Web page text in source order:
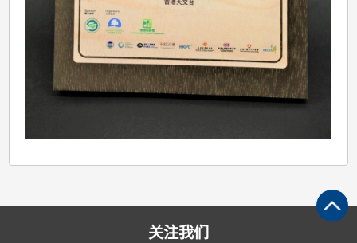
关注我们